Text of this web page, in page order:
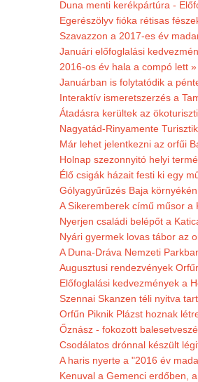
Duna menti kerékpártúra -
Egerészölyv fióka rétisas
Szavazzon a 2017-es év
Januári előfoglalási
2016-os év hala a compó lett »
Januárban is folytatódik a
Interaktív ismeretszerzés a
Átadásra kerültek az
Nagyatád-Rinyamente
Már lehet jelentkezni az orfűi
Holnap szezonnyitó helyi
Élő csigák házait festi ki egy
Gólyagyűrűzés Baja
A Sikeremberek című műsor a
Nyerjen családi belépőt a
Nyári gyermek lovas tábor az
A Duna-Dráva Nemzeti
Augusztusi rendezvények
Előfoglalási kedvezmények a
Szennai Skanzen téli nyitva
Orfűn Piknik Plázst hoznak
Őznász - fokozott
Csodálatos drónnal készült
A haris nyerte a "2016 év
Kenuval a Gemenci erdőben,